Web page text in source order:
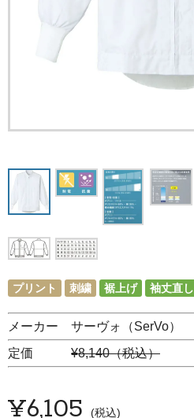
プリント 刺繍 裾上げ 袖丈直し
メーカー サーヴォ（SerVo）
定価 ¥8,140（税込）
¥6,105 税込